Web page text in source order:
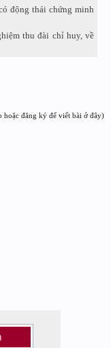
động thái chứng minh
thu đài chỉ huy, về
hoặc đăng ký để viết bài ở đây)